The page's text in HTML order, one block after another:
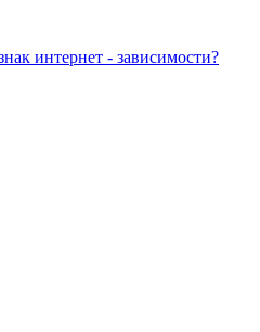
интернет - зависимости?